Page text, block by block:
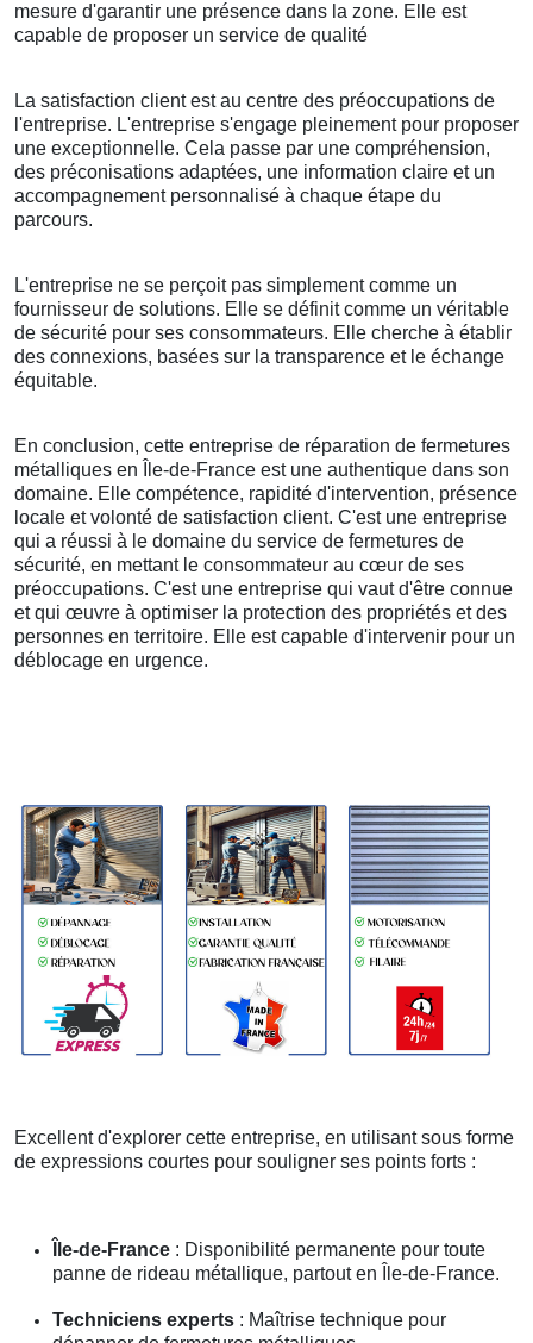
mesure d'garantir une présence dans la zone. Elle est
capable de proposer un service de qualité
La satisfaction client est au centre des préoccupations de
l'entreprise. L'entreprise s'engage pleinement pour proposer
une exceptionnelle. Cela passe par une compréhension,
des préconisations adaptées, une information claire et un
accompagnement personnalisé à chaque étape du
parcours.
L'entreprise ne se perçoit pas simplement comme un
fournisseur de solutions. Elle se définit comme un véritable
de sécurité pour ses consommateurs. Elle cherche à établir
des connexions, basées sur la transparence et le échange
équitable.
En conclusion, cette entreprise de réparation de fermetures
métalliques en Île-de-France est une authentique dans son
domaine. Elle compétence, rapidité d'intervention, présence
locale et volonté de satisfaction client. C'est une entreprise
qui a réussi à le domaine du service de fermetures de
sécurité, en mettant le consommateur au cœur de ses
préoccupations. C'est une entreprise qui vaut d'être connue
et qui œuvre à optimiser la protection des propriétés et des
personnes en territoire. Elle est capable d'intervenir pour un
déblocage en urgence.
Excellent d'explorer cette entreprise, en utilisant sous forme
de expressions courtes pour souligner ses points forts :
Île-de-France : Disponibilité permanente pour toute
panne de rideau métallique, partout en Île-de-France.
Techniciens experts : Maîtrise technique pour